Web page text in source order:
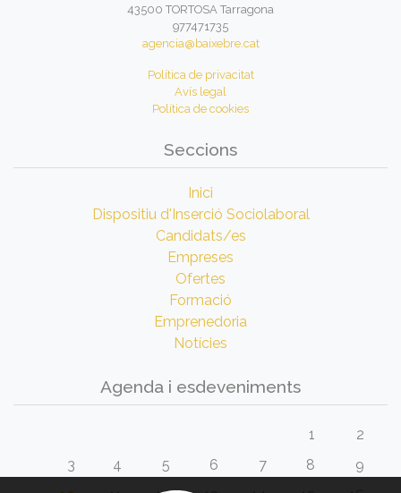
43500 TORTOSA Tarragona
977471735
agencia@baixebre.cat
Política de privacitat
Avís legal
Política de cookies
Seccions
Inici
Dispositiu d'Inserció Sociolaboral
Candidats/es
Empreses
Ofertes
Formació
Emprenedoria
Notícies
Agenda i esdeveniments
1
2
3
4 5 6 7 8
9